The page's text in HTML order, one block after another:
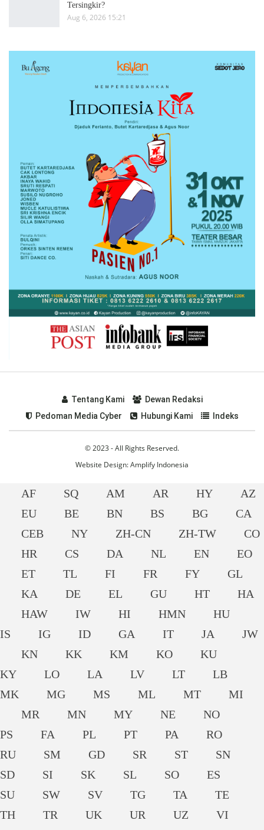
Tersingkir?
Aug 6, 2026 15:21
Tentang Kami
Dewan Redaksi
Pedoman Media Cyber
Hubungi Kami Indeks
© 2023 - All Rights Reserved.
Website Design:Amplify Indonesia
AF SQ AM AR HY
AZ
EU
BE BN BS BG
CA
CEB
NY ZH-CN ZH-TW
CO
HR
CS DA NL EN
EO
ET
TL FI FR FY
GL
KA
DE EL GU HT
HA
HAW
IW HI HMN
HU
IS
IG ID GA IT JA
JW
KN
KK KM KO
KU
KY
LO LA LV LT
LB
MK
MG MS ML MT
MI
MR
MN MY NE
NO
PS
FA PL PT PA
RO
RU
SM GD SR ST
SN
SD
SI SK SL SO
ES
SU
SW SV TG TA
TE
TH
TR UK UR UZ
VI